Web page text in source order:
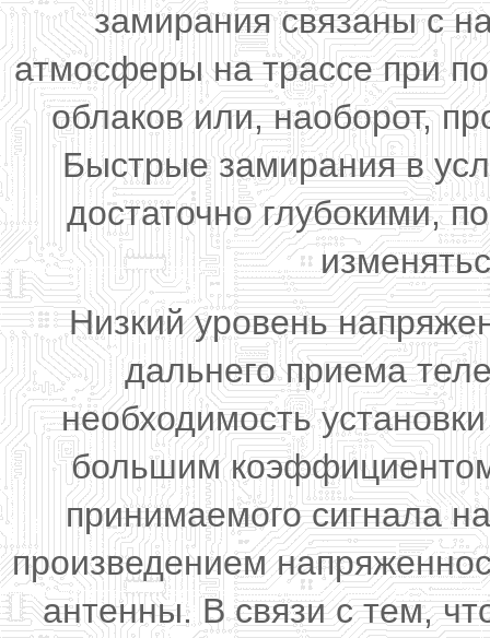
замирания связаны с
атмосферы на трассе при
облаков или, наоборот,
Быстрые замирания в
достаточно глубокими,
Низкий уровень
дальнего приема
необходимость
большим
принимаемого сигнала
произведением
антенны. В связи с тем,